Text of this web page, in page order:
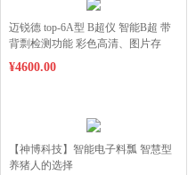
迈锐德 top-6A型 B超仪 智能B超 带
背剽检测功能 彩色高清、图片存
储，双层防碎屏，质保一年
¥4600.00
【神博科技】智能电子料瓢 智慧型
养猪人的选择